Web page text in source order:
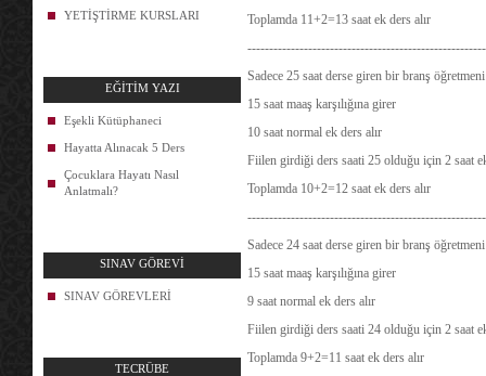
YETİŞTİRME KURSLARI
EĞİTİM YAZI
Eşekli Kütüphaneci
Hayatta Alınacak 5 Ders
Çocuklara Hayatı Nasıl
Anlatmalı?
SINAV GÖREVİ
SINAV GÖREVLERİ
TECRÜBE
Toplamda 11+2=13 saat ek ders alır
Sadece 25 saat derse giren bir branş
15 saat maaş karşılığına girer
10 saat normal ek ders alır
Fiilen girdiği ders saati 25 olduğu için 2 saat
Toplamda 10+2=12 saat ek ders alır
Sadece 24 saat derse giren bir branş
15 saat maaş karşılığına girer
9 saat normal ek ders alır
Fiilen girdiği ders saati 24 olduğu için 2 saat
Toplamda 9+2=11 saat ek ders alır